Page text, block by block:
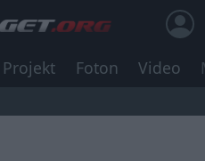
Projekt Foton Video